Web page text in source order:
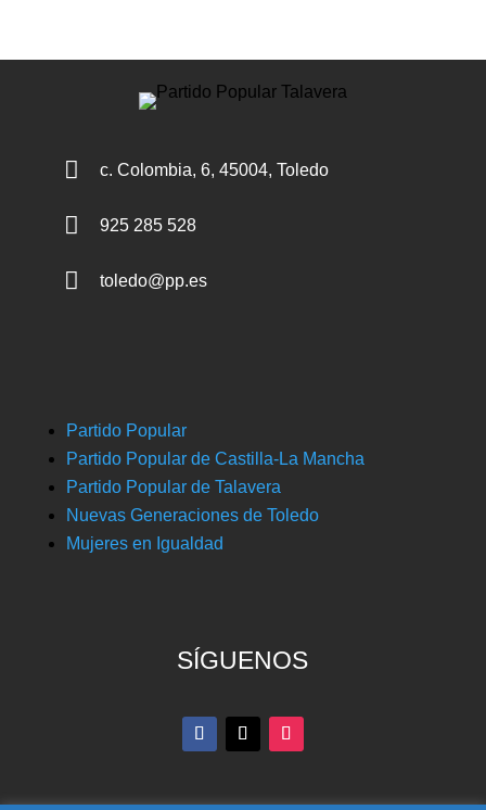
 c. Colombia, 6, 45004, Toledo
 925 285 528
 toledo@pp.es
Partido Popular
Partido Popular de Castilla-La Mancha
Partido Popular de Talavera
Nuevas Generaciones de Toledo
Mujeres en Igualdad
SÍGUENOS